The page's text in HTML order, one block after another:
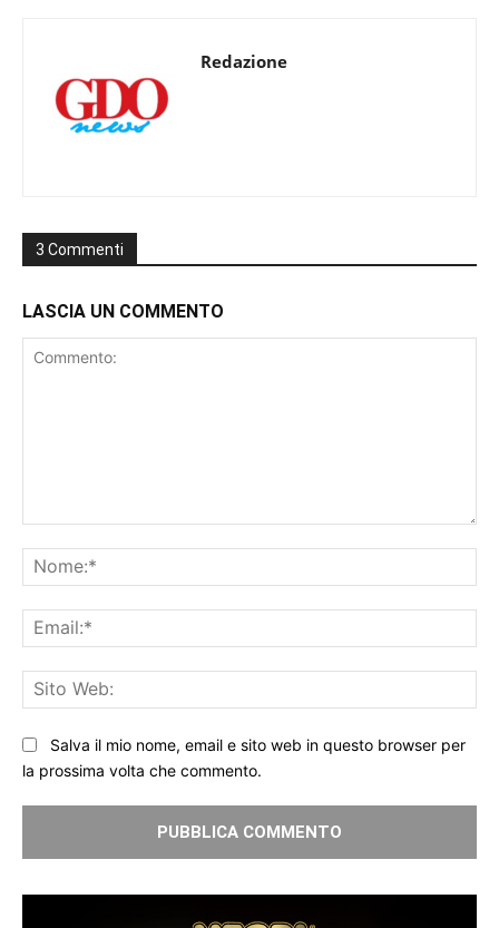
Redazione
3 Commenti
LASCIA UN COMMENTO
Salva il mio nome, email e sito web in questo browser per
la prossima volta che commento.